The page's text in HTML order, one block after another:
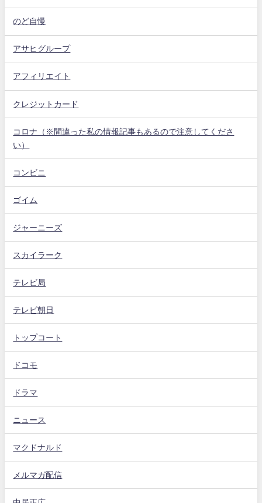
のど自慢
アサヒグループ
アフィリエイト
クレジットカード
コロナ（※間違った私の情報記事もあるので注意してくださ
い）
コンビニ
ゴイム
ジャーニーズ
スカイラーク
テレビ局
テレビ朝日
トップコート
ドコモ
ドラマ
ニュース
マクドナルド
メルマガ配信